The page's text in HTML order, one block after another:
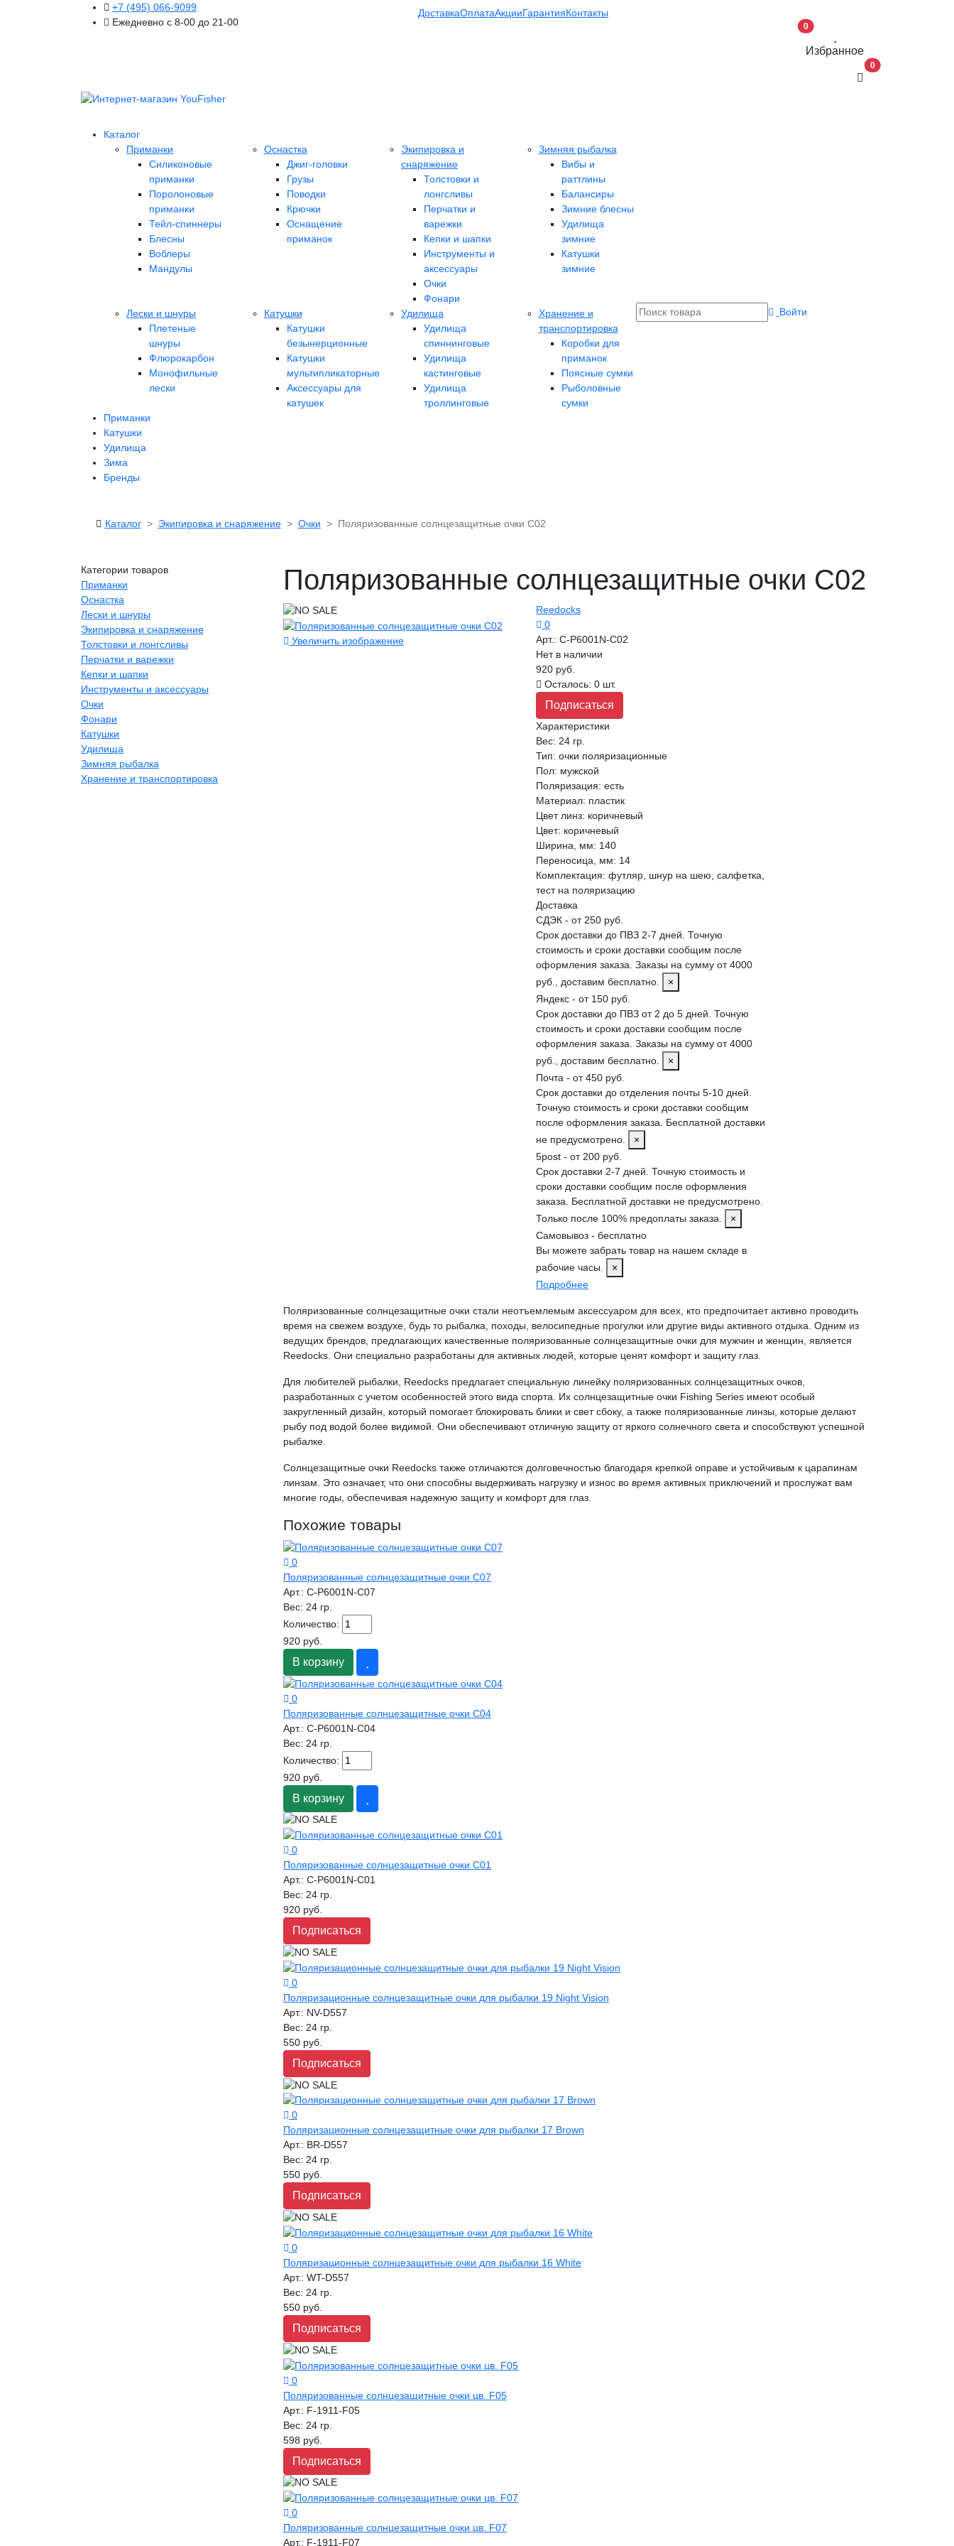
+7 (495) 066-9099
Ежедневно с 8-00 до 21-00
ДоставкаОплатаАкцииГарантияКонтакты
0
Избранное
0В корзину
Каталог
Приманки
Силиконовые
приманки
Поролоновые
приманки
Тейл-спиннеры
Блесны
Воблеры
Мандулы
Оснастка
Джиг-головки
Грузы
Поводки
Крючки
Оснащение
приманок
Экипировка и
снаряжение
Толстовки и
лонгсливы
Перчатки и
варежки
Кепки и шапки
Инструменты и
аксессуары
Очки
Фонари
Зимняя рыбалка
Вибы и
раттлины
Балансиры
Зимние блесны
Удилища
зимние
Катушки
зимние
Лески и шнуры
Плетеные
шнуры
Флюрокарбон
Монофильные
лески
Катушки
Катушки
безынерционные
Катушки
мультипликаторные
Аксессуары для
катушек
Удилища
Удилища
спиннинговые
Удилища
кастинговые
Удилища
троллинговые
Хранение и
транспортировка
Коробки для
приманок
Поясные сумки
Рыболовные
сумки
Приманки
Катушки
Удилища
Зима
Бренды
Войти
Каталог Экипировка и снаряжение Очки Поляризованные солнцезащитные очки C02
Категории товаров
Приманки
Оснастка
Лески и шнуры
Экипировка и снаряжение
Толстовки и лонгсливы
Перчатки и варежки
Кепки и шапки
Инструменты и аксессуары
Очки
Фонари
Катушки
Удилища
Зимняя рыбалка
Хранение и транспортировка
Поляризованные солнцезащитные очки C02
Увеличить изображение
Reedocks
0
Арт.:C-P6001N-C02
Нет в наличии
920 руб.
Осталось: 0 шт.
Подписаться
Характеристики
Вес: 24 гр.
Тип:очки поляризационные
Пол: мужской
Поляризация:есть
Материал: пластик
Цвет линз: коричневый
Цвет: коричневый
Ширина, мм: 140
Переносица, мм: 14
Комплектация:футляр, шнур на шею, салфетка,
тест на поляризацию
Доставка
СДЭК - от 250 руб.
Срок доставки до ПВЗ 2-7 дней. Точную
стоимость и сроки доставки сообщим после
оформления заказа. Заказы на сумму от 4000
руб., доставим бесплатно.
×
Яндекс - от 150 руб.
Срок доставки до ПВЗ от 2 до 5 дней. Точную
стоимость и сроки доставки сообщим после
оформления заказа. Заказы на сумму от 4000
руб., доставим бесплатно.
×
Почта - от 450 руб.
Срок доставки до отделения почты 5-10 дней.
Точную стоимость и сроки доставки сообщим
после оформления заказа. Бесплатной доставки
не предусмотрено.
×
5post - от 200 руб.
Срок доставки 2-7 дней. Точную стоимость и
сроки доставки сообщим после оформления
заказа. Бесплатной доставки не предусмотрено.
Только после 100% предоплаты заказа.
×
Самовывоз - бесплатно
Вы можете забрать товар на нашем складе в
рабочие часы.
×
Подробнее
Поляризованные солнцезащитные очки стали неотъемлемым аксессуаром для всех, кто предпочитает активно проводить
время на свежем воздухе, будь то рыбалка, походы, велосипедные прогулки или другие виды активного отдыха. Одним из
ведущих брендов, предлагающих качественные поляризованные солнцезащитные очки для мужчин и женщин, является
Reedocks. Они специально разработаны для активных людей, которые ценят комфорт и защиту глаз.
Для любителей рыбалки, Reedocks предлагает специальную линейку поляризованных солнцезащитных очков,
разработанных с учетом особенностей этого вида спорта. Их солнцезащитные очки Fishing Series имеют особый
закругленный дизайн, который помогает блокировать блики и свет сбоку, а также поляризованные линзы, которые делают
рыбу под водой более видимой. Они обеспечивают отличную защиту от яркого солнечного света и способствуют успешной
рыбалке.
Солнцезащитные очки Reedocks также отличаются долговечностью благодаря крепкой оправе и устойчивым к царапинам
линзам. Это означает, что они способны выдерживать нагрузку и износ во время активных приключений и прослужат вам
многие годы, обеспечивая надежную защиту и комфорт для глаз.
Похожие товары
0
Поляризованные солнцезащитные очки C07
Арт.: C-P6001N-C07
Вес: 24 гр.
Количество:
920 руб.
В корзину
0
Поляризованные солнцезащитные очки C04
Арт.: C-P6001N-C04
Вес: 24 гр.
Количество:
920 руб.
В корзину
0
Поляризованные солнцезащитные очки C01
Арт.: C-P6001N-C01
Вес: 24 гр.
920 руб.
Подписаться
0
Поляризационные солнцезащитные очки для рыбалки 19 Night Vision
Арт.: NV-D557
Вес: 24 гр.
550 руб.
Подписаться
0
Поляризационные солнцезащитные очки для рыбалки 17 Brown
Арт.: BR-D557
Вес: 24 гр.
550 руб.
Подписаться
0
Поляризационные солнцезащитные очки для рыбалки 16 White
Арт.: WT-D557
Вес: 24 гр.
550 руб.
Подписаться
0
Поляризованные солнцезащитные очки цв. F05
Арт.: F-1911-F05
Вес: 24 гр.
598 руб.
Подписаться
0
Поляризованные солнцезащитные очки цв. F07
Арт.: F-1911-F07